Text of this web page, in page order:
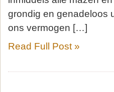
grondig en genadeloos
ons vermogen […]
Read Full Post »